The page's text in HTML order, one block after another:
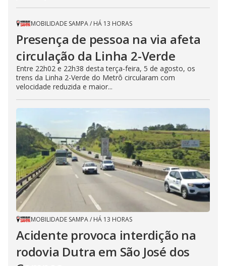
MOBILIDADE SAMPA/ HÁ 13 HORAS
Presença de pessoa na via afeta
circulação da Linha 2-Verde
Entre 22h02 e 22h38 desta terça-feira, 5 de agosto, os
trens da Linha 2-Verde do Metrô circularam com
velocidade reduzida e maior...
MOBILIDADE SAMPA/ HÁ 13 HORAS
Acidente provoca interdição na
rodovia Dutra em São José dos